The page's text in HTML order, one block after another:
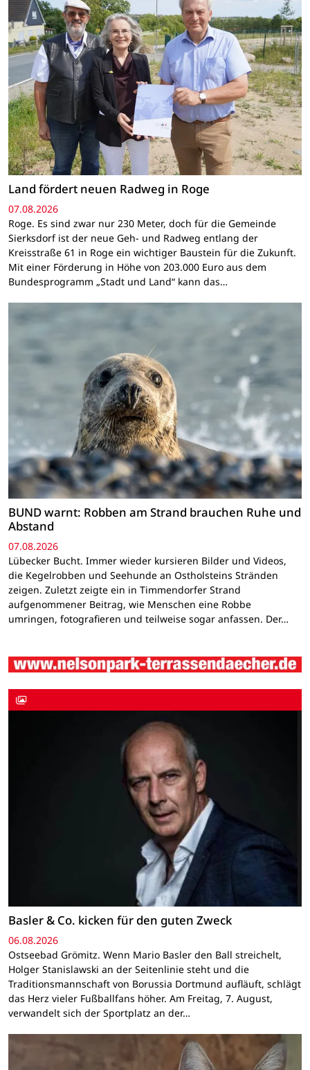
Land fördert neuen Radweg in Roge
07.08.2026
Roge. Es sind zwar nur 230 Meter, doch für die Gemeinde
Sierksdorf ist der neue Geh- und Radweg entlang der
Kreisstraße 61 in Roge ein wichtiger Baustein für die Zukunft.
Mit einer Förderung in Höhe von 203.000 Euro aus dem
Bundesprogramm „Stadt und Land“ kann das…
BUND warnt: Robben am Strand brauchen Ruhe und
Abstand
07.08.2026
Lübecker Bucht. Immer wieder kursieren Bilder und Videos,
die Kegelrobben und Seehunde an Ostholsteins Stränden
zeigen. Zuletzt zeigte ein in Timmendorfer Strand
aufgenommener Beitrag, wie Menschen eine Robbe
umringen, fotografieren und teilweise sogar anfassen. Der…
Basler & Co. kicken für den guten Zweck
06.08.2026
Ostseebad Grömitz. Wenn Mario Basler den Ball streichelt,
Holger Stanislawski an der Seitenlinie steht und die
Traditionsmannschaft von Borussia Dortmund aufläuft, schlägt
das Herz vieler Fußballfans höher. Am Freitag, 7. August,
verwandelt sich der Sportplatz an der…